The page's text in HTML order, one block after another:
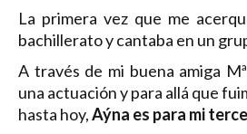
La primera vez que me
bachillerato y cantaba en un
A través de mi buena amiga
una actuación y para allá que
hasta hoy,Aýna es para mi